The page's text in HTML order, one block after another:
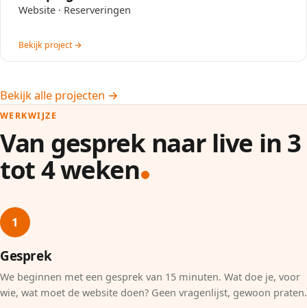
Website · Reserveringen
Bekijk project →
Bekijk alle projecten →
WERKWIJZE
Van gesprek naar live in 3
tot 4 weken
1
Gesprek
We beginnen met een gesprek van 15 minuten. Wat doe je, voor
wie, wat moet de website doen? Geen vragenlijst, gewoon praten.